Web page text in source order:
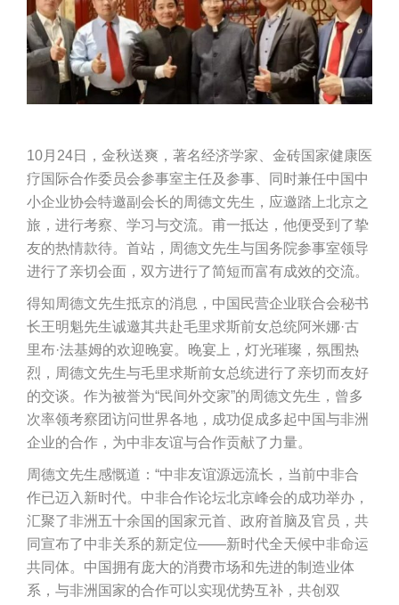
10月24日，金秋送爽，著名经济学家、金砖国家健康医
疗国际合作委员会参事室主任及参事、同时兼任中国中
小企业协会特邀副会长的周德文先生，应邀踏上北京之
旅，进行考察、学习与交流。甫一抵达，他便受到了挚
友的热情款待。首站，周德文先生与国务院参事室领导
进行了亲切会面，双方进行了简短而富有成效的交流。
得知周德文先生抵京的消息，中国民营企业联合会秘书
长王明魁先生诚邀其共赴毛里求斯前女总统阿米娜·古
里布·法基姆的欢迎晚宴。晚宴上，灯光璀璨，氛围热
烈，周德文先生与毛里求斯前女总统进行了亲切而友好
的交谈。作为被誉为“民间外交家”的周德文先生，曾多
次率领考察团访问世界各地，成功促成多起中国与非洲
企业的合作，为中非友谊与合作贡献了力量。
周德文先生感慨道：“中非友谊源远流长，当前中非合
作已迈入新时代。中非合作论坛北京峰会的成功举办，
汇聚了非洲五十余国的国家元首、政府首脑及官员，共
同宣布了中非关系的新定位——新时代全天候中非命运
共同体。中国拥有庞大的消费市场和先进的制造业体
系，与非洲国家的合作可以实现优势互补，共创双